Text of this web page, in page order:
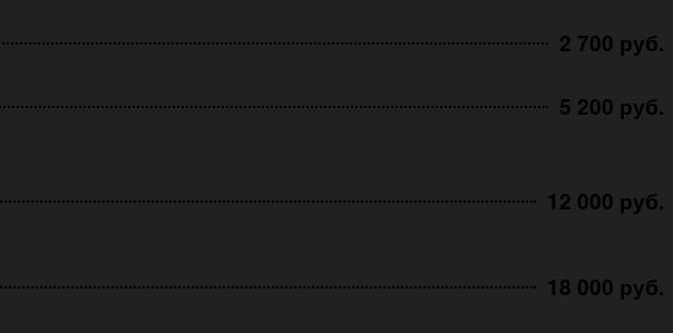
2 700 руб.
5 200 руб.
12 000 руб.
18 000 руб.